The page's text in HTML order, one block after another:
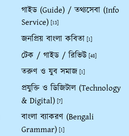
গাইড (Guide) / তথ্যসেবা (Info
Service) [13]
জনপ্রিয় বাংলা কবিতা [1]
টেক / গাইড / রিভিউ [48]
তরুণ ও যুব সমাজ [1]
প্রযুক্তি ও ডিজিটাল (Technology
& Digital) [7]
বাংলা ব্যাকরণ (Bengali
Grammar) [1]